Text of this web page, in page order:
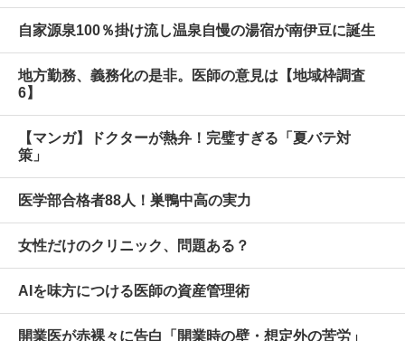
自家源泉100％掛け流し温泉自慢の湯宿が南伊豆に誕生
地方勤務、義務化の是非。医師の意見は【地域枠調査
6】
【マンガ】ドクターが熱弁！完璧すぎる「夏バテ対
策」
医学部合格者88人！巣鴨中高の実力
女性だけのクリニック、問題ある？
AIを味方につける医師の資産管理術
開業医が赤裸々に告白「開業時の壁・想定外の苦労」